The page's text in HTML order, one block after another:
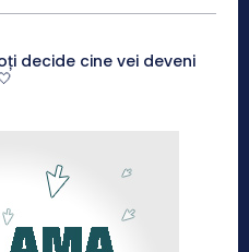
decide cine vei deveni